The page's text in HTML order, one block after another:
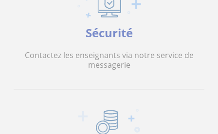
Sécurité
Contactez les enseignants via notre service de
messagerie